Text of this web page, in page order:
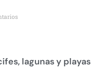
lagunas y playas